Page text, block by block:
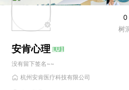
0
树
安肯心理
没有留下签名~~
杭州安肯医疗科技有限公司